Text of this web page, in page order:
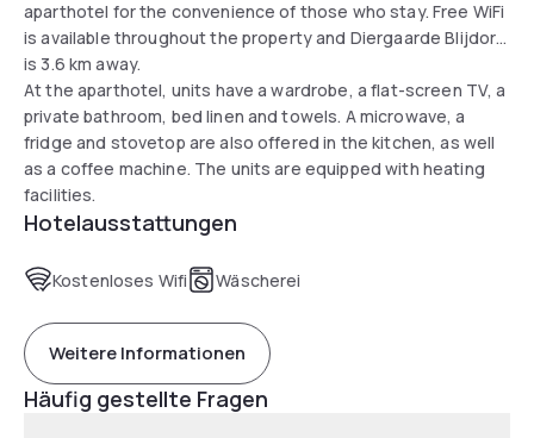
aparthotel for the convenience of those who stay. Free WiFi
is available throughout the property and Diergaarde Blijdorp
is 3.6 km away.
At the aparthotel, units have a wardrobe, a flat-screen TV, a
private bathroom, bed linen and towels. A microwave, a
fridge and stovetop are also offered in the kitchen, as well
as a coffee machine. The units are equipped with heating
facilities.
Hotelausstattungen
Kostenloses Wifi Wäscherei
Weitere Informationen
Häufig gestellte Fragen